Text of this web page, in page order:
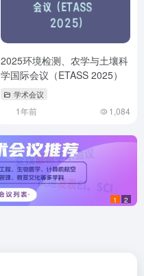
2025环境检测、农学与土壤科
学国际会议（ETASS 2025）
学术会议
1年前 1,084
1 2